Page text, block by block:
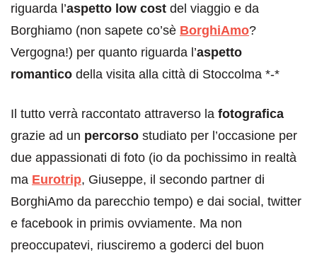
riguarda l’aspetto low cost del viaggio e da
Borghiamo (non sapete co’sè BorghiAmo?
Vergogna!) per quanto riguarda l’aspetto
romantico della visita alla città di Stoccolma *-*
Il tutto verrà raccontato attraverso la fotografica
grazie ad un percorso studiato per l’occasione per
due appassionati di foto (io da pochissimo in realtà
ma Eurotrip, Giuseppe, il secondo partner di
BorghiAmo da parecchio tempo) e dai social, twitter
e facebook in primis ovviamente. Ma non
preoccupatevi, riusciremo a goderci del buon